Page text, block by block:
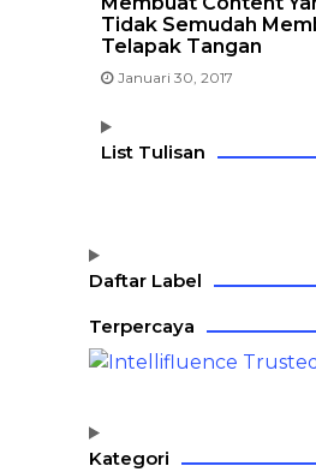
Tidak Semudah
Telapak Tangan
Januari 30, 2017
List Tulisan
Daftar Label
Terpercaya
Kategori